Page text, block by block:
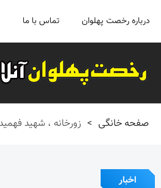
درباره رخصت پهلوان تماس با ما
صفحه خانگی > زورخانه ، شهید
اخبار